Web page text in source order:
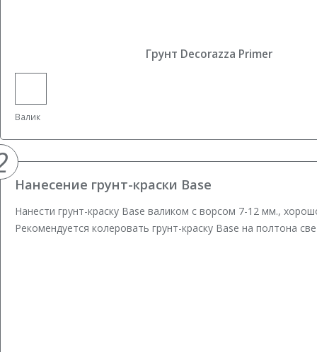
Грунт Decorazza Primer
Валик
Нанесение грунт-краски Base
Нанести грунт-краску Base валиком с ворсом 7-12 мм.,
Рекомендуется колеровать грунт-краску Base на полтона